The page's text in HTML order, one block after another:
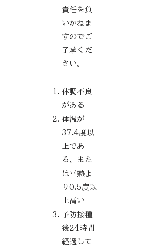
責任を負
いかねま
すのでご
了承くだ
さい。
体調不良
がある
体温が
37.4度以
上であ
る、また
は平熱よ
り0.5度以
上高い
予防接種
後24時間
経過して